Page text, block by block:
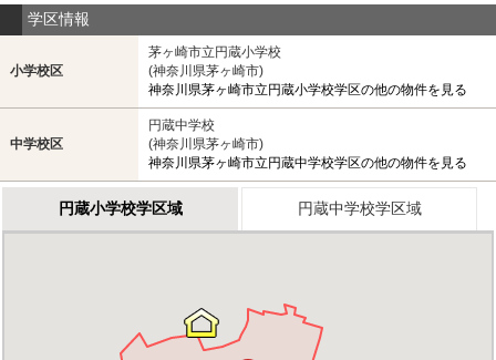
学区情報
小学校区
茅ヶ崎市立円蔵小学校
(神奈川県茅ヶ崎市)
神奈川県茅ヶ崎市立円蔵小学校学区の他の物件を見る
中学校区
円蔵中学校
(神奈川県茅ヶ崎市)
神奈川県茅ヶ崎市立円蔵中学校学区の他の物件を見る
円蔵小学校学区域 円蔵中学校学区域